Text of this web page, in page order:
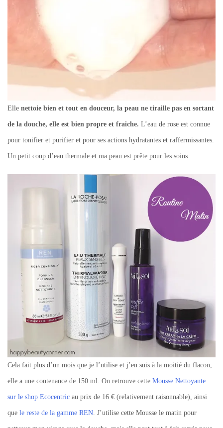
Elle nettoie bien et tout en douceur, la peau ne tiraille pas en sortant
de la douche, elle est bien propre et fraiche. L’eau de rose est connue
pour tonifier et purifier et pour ses actions hydratantes et raffermissantes.
Un petit coup d’eau thermale et ma peau est prête pour les soins.
Cela fait plus d’un mois que je l’utilise et j’en suis à la moitié du flacon,
elle a une contenance de 150 ml. On retrouve cette Mousse Nettoyante
sur le shop Ecocentric au prix de 16 € (relativement raisonnable), ainsi
que le reste de la gamme REN. J’utilise cette Mousse le matin pour